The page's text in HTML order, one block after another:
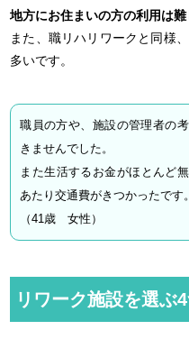
地方にお住まいの方の利用は
また、職リハリワークと同様
多いです。
職員の方や、施設の管理者の
きませんでした。
また生活するお金がほとんど
あたり交通費がきつかったです。
（41歳 女性）
リワーク施設を選ぶ